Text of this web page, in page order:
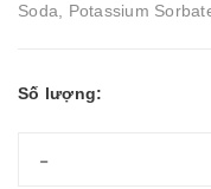
Soda, Potassium
Số lượng:
-